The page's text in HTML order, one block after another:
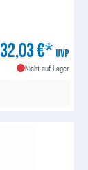
32,03 €* UVP
Nicht auf Lager